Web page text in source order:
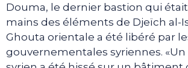
Douma, le dernier bastion qui
mains des éléments de Djeïch al-
Ghouta orientale a été libéré par
gouvernementales syriennes. «Un